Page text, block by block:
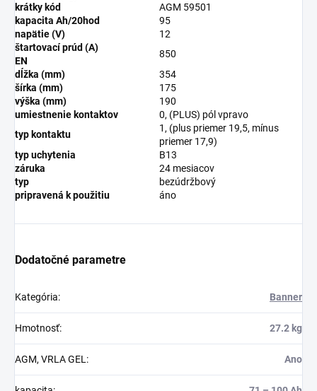
krátky kód
AGM 59501
kapacita Ah/20hod
95
napätie (V)
12
štartovací prúd (A)
EN
850
dĺžka (mm)
354
šírka (mm)
175
výška (mm)
190
umiestnenie kontaktov
0, (PLUS) pól vpravo
typ kontaktu
1, (plus priemer 19,5, mínus
priemer 17,9)
typ uchytenia
B13
záruka
24 mesiacov
typ
bezúdržbový
pripravená k použitiu
áno
Dodatočné parametre
Kategória: Banner
Hmotnosť: 27.2 kg
AGM, VRLA GEL : Ano